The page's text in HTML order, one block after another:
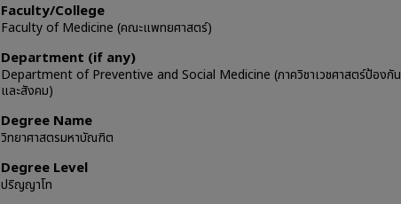
Faculty/College
Faculty of Medicine (คณะแพทยศาสตร์)
Department (if any)
Department of Preventive and Social Medicine (ภาควิชาเวชศาสตร์ป้องกัน
และสังคม)
Degree Name
วิทยาศาสตรมหาบัณฑิต
Degree Level
ปริญญาโท